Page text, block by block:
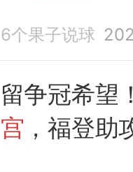
6个果子说球
留争冠希望！
宫 ，福登助